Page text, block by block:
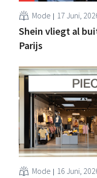
Mode 17 Juni,
Shein vliegt al
Parijs
Mode 16 Juni,